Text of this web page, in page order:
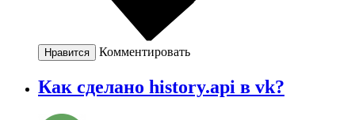
Нравится Комментировать
Как сделано history.api в vk?